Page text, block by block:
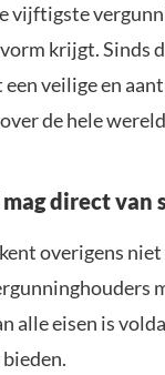
vijftigste
krijgt. Sinds
veilige en
de hele
direct van
overigens
alle eisen is